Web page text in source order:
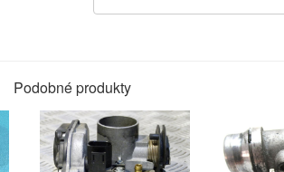
Podobné produkty